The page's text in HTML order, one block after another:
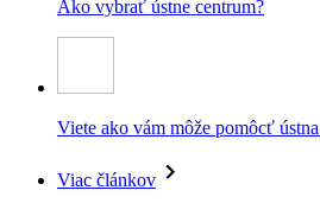
Ako vybrať ústne centrum?
Viete ako vám môže pomôcť
Viac článkov